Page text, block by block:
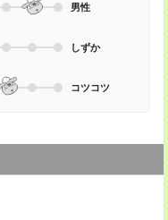
男性
しずか
コツコツ